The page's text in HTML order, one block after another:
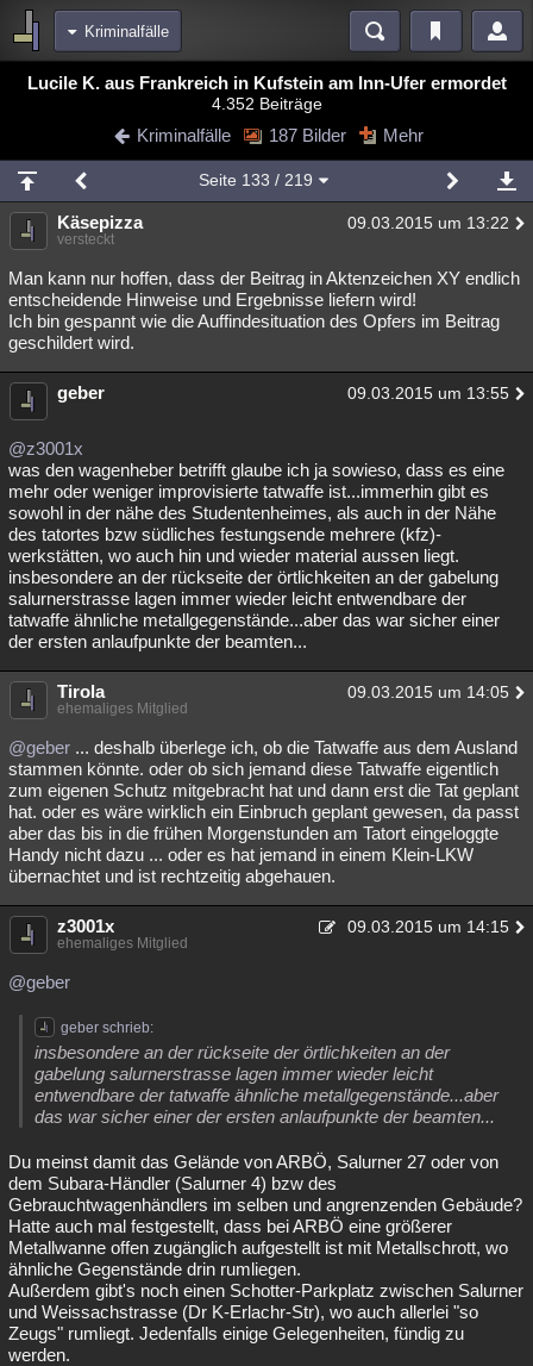
Kriminalfälle
Bereiche
Blogs Videos
Chat Wiki Neuigkeiten
meine Rubriken
Menschen Wissenschaft Mystery Kriminalfälle
Spiritualität Verschwörungen Technologie Ufologie
Natur Umfragen Unterhaltung
weitere Rubriken
Philosophie Literatur
Astronomie
Musik Clash Verbesserungen Allmystery English
Übersichten
Besucht Teilgenommen Alle Neue Geschlossen
Lesenswert Schlüsselwörter
Lucile K. aus Frankreich in Kufstein am Inn-Ufer ermordet
4.352 Beiträge
Kriminalfälle 187 Bilder Mehr
Seite 133 / 219
Käsepizza 09.03.2015 um 13:22
versteckt
Man kann nur hoffen, dass der Beitrag in Aktenzeichen XY endlich
entscheidende Hinweise und Ergebnisse liefern wird!
Ich bin gespannt wie die Auffindesituation des Opfers im Beitrag
geschildert wird.
geber 09.03.2015 um 13:55
@z3001x
was den wagenheber betrifft glaube ich ja sowieso, dass es eine
mehr oder weniger improvisierte tatwaffe ist...immerhin gibt es
sowohl in der nähe des Studentenheimes, als auch in der Nähe
des tatortes bzw südliches festungsende mehrere (kfz)-
werkstätten, wo auch hin und wieder material aussen liegt.
insbesondere an der rückseite der örtlichkeiten an der gabelung
salurnerstrasse lagen immer wieder leicht entwendbare der
tatwaffe ähnliche metallgegenstände...aber das war sicher einer
der ersten anlaufpunkte der beamten...
Tirola 09.03.2015 um 14:05
ehemaliges Mitglied
@geber ... deshalb überlege ich, ob die Tatwaffe aus dem Ausland
stammen könnte. oder ob sich jemand diese Tatwaffe eigentlich
zum eigenen Schutz mitgebracht hat und dann erst die Tat geplant
hat. oder es wäre wirklich ein Einbruch geplant gewesen, da passt
aber das bis in die frühen Morgenstunden am Tatort eingeloggte
Handy nicht dazu ... oder es hat jemand in einem Klein-LKW
übernachtet und ist rechtzeitig abgehauen.
z3001x 09.03.2015 um 14:15
ehemaliges Mitglied
@geber
geber schrieb:
insbesondere an der rückseite der örtlichkeiten an der
gabelung salurnerstrasse lagen immer wieder leicht
entwendbare der tatwaffe ähnliche metallgegenstände...aber
das war sicher einer der ersten anlaufpunkte der beamten...
Du meinst damit das Gelände von ARBÖ, Salurner 27 oder von
dem Subara-Händler (Salurner 4) bzw des
Gebrauchtwagenhändlers im selben und angrenzenden Gebäude?
Hatte auch mal festgestellt, dass bei ARBÖ eine größerer
Metallwanne offen zugänglich aufgestellt ist mit Metallschrott, wo
ähnliche Gegenstände drin rumliegen.
Außerdem gibt's noch einen Schotter-Parkplatz zwischen Salurner
und Weissachstrasse (Dr K-Erlachr-Str), wo auch allerlei "so
Zeugs" rumliegt. Jedenfalls einige Gelegenheiten, fündig zu
werden.